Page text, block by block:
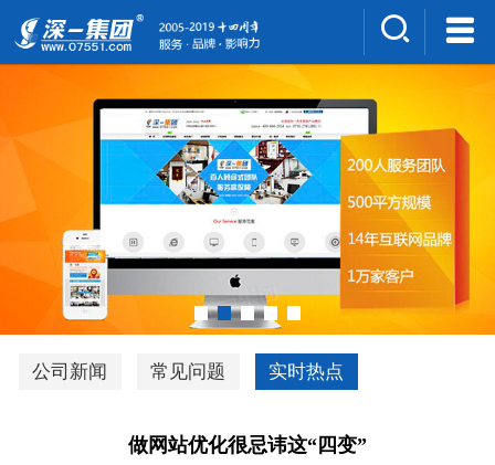
集团介绍
人才招聘
案例展示
新闻中心
深一风采
联系我们
深优通系统V3.0
深一集团优势
公司新闻 常见问题 实时热点
做网站优化很忌讳这“四变”